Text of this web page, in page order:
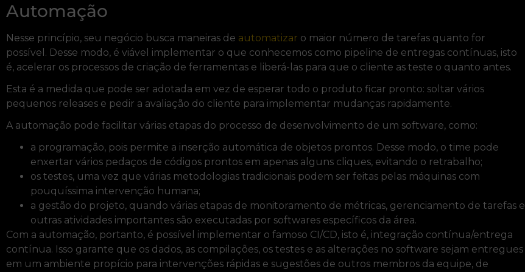
Automação
Nesse princípio, seu negócio busca maneiras de automatizar o maior número de tarefas quanto for
possível. Desse modo, é viável implementar o que conhecemos como pipeline de entregas contínuas, isto
é, acelerar os processos de criação de ferramentas e liberá-las para que o cliente as teste o quanto antes.
Esta é a medida que pode ser adotada em vez de esperar todo o produto ficar pronto: soltar vários
pequenos releases e pedir a avaliação do cliente para implementar mudanças rapidamente.
A automação pode facilitar várias etapas do processo de desenvolvimento de um software, como:
a programação, pois permite a inserção automática de objetos prontos. Desse modo, o time pode
enxertar vários pedaços de códigos prontos em apenas alguns cliques, evitando o retrabalho;
os testes, uma vez que várias metodologias tradicionais podem ser feitas pelas máquinas com
pouquíssima intervenção humana;
a gestão do projeto, quando várias etapas de monitoramento de métricas, gerenciamento de tarefas e
outras atividades importantes são executadas por softwares específicos da área.
Com a automação, portanto, é possível implementar o famoso CI/CD, isto é, integração contínua/entrega
contínua. Isso garante que os dados, as compilações, os testes e as alterações no software sejam entregues
em um ambiente propício para intervenções rápidas e sugestões de outros membros da equipe, de